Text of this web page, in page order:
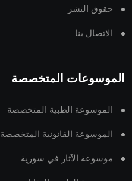
حقوق النشر
الاتصال بنا
الموسوعات المتخصصة
الموسوعة الطبية المتخصصة
الموسوعة القانونية المتخصصة
موسوعة الآثار في سورية